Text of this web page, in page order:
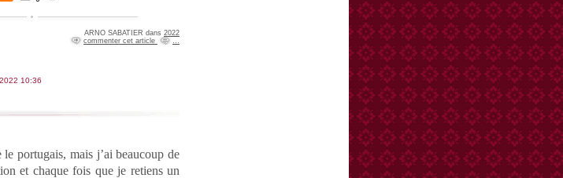
ARNO SABATIER dans 2022
commenter cet article
2022 10:36
le portugais, mais j’ai beaucoup de
et chaque fois que je retiens un